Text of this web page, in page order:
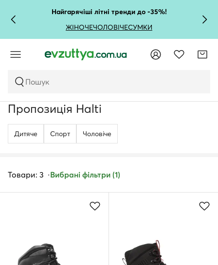
Найгарячіші літні тренди до -35%!
ЖІНОЧЕЧОЛОВІЧЕСУМКИ
Пошук
Пропозиція Halti
Дитяче Спорт Чоловічe
Товари: 3 Вибрані фільтри (1)